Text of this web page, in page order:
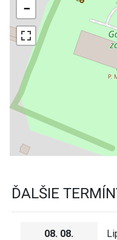
−
ĎALŠIE
08. 08.